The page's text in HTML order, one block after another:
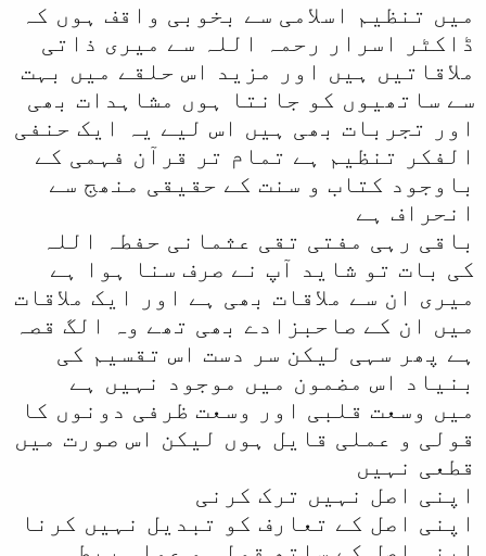
میں تنظیم اسلامی سے بخوبی واقف ہوں کہ
ڈاکٹر اسرار رحمہ اللہ سے میری ذاتی
ملاقاتیں ہیں اور مزید اس حلقے میں بہت
سے ساتھیوں کو جانتا ہوں مشاہدات بھی
اور تجربات بھی ہیں اس لیے یہ ایک حنفی
الفکر تنظیم ہے تمام تر قرآن فہمی کے
باوجود کتاب و سنت کے حقیقی منھج سے
انحراف ہے
باقی رہی مفتی تقی عثمانی حفطہ اللہ
کی بات تو شاید آپ نے صرف سنا ہوا ہے
میری ان سے ملاقات بھی ہے اور ایک ملاقات
میں ان کے صاحبزادے بھی تھے وہ الگ قصہ
ہے پھر سہی لیکن سر دست اس تقسیم کی
بنیاد اس مضمون میں موجود نہیں ہے
میں وسعت قلبی اور وسعت ظرفی دونوں کا
قولی و عملی قایل ہوں لیکن اس صورت میں
قطعی نہیں
اپنی اصل نہیں ترک کرنی
اپنی اصل کے تعارف کو تبدیل نہیں کرنا